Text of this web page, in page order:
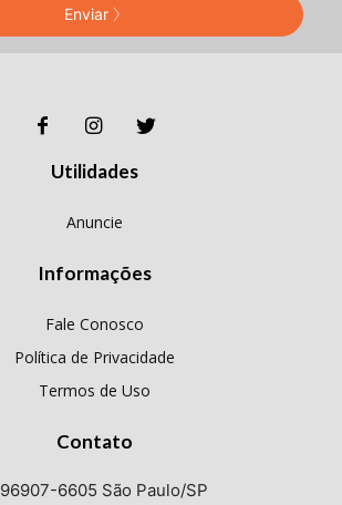
Enviar
Utilidades
Anuncie
Informações
Fale Conosco
Política de Privacidade
Termos de Uso
Contato
96907-6605 São Paulo/SP